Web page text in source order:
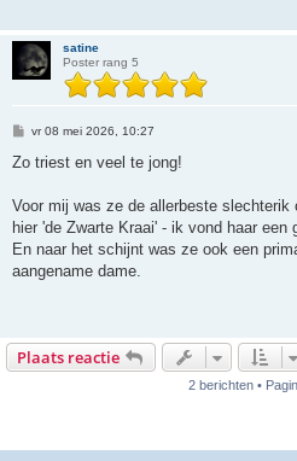
satine
Poster rang 5
B
r
h
vr 08 mei 2026, 10:27
Zo triest en veel te jong!
Voor mij was ze de allerbeste
hier 'de Zwarte Kraai' - ik vond haar een
En naar het schijnt was ze ook een
aangename dame.
Plaats reactie
2 berichten •